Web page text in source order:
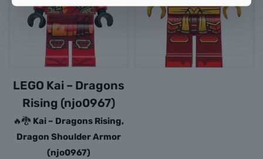
LEGO Kai – Dragons
Rising (njo0967)
🔥🐉 Kai – Dragons Rising,
Dragon Shoulder Armor
(njo0967)